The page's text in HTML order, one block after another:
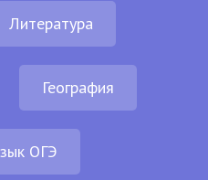
Литература
География
ОГЭ